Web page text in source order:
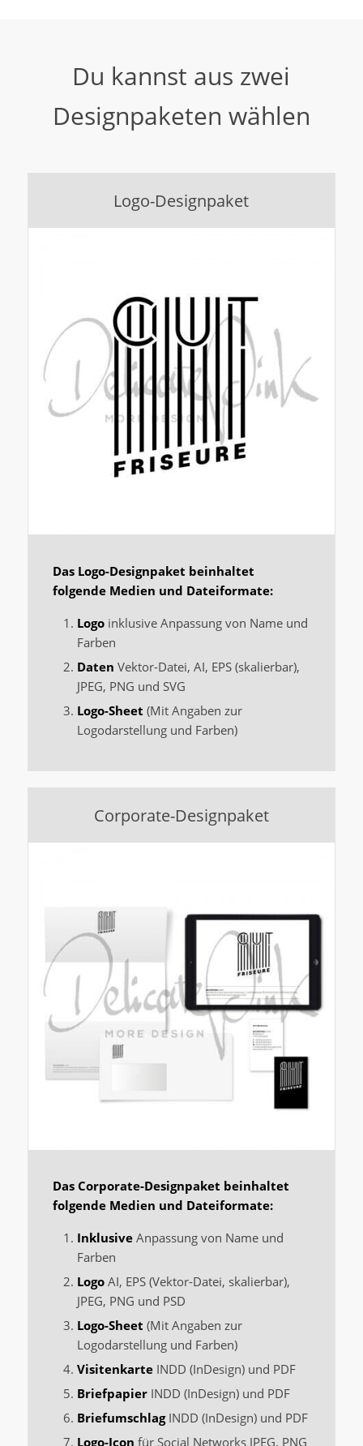
Du kannst aus zwei
Designpaketen wählen
Logo-Designpaket
Das Logo-Designpaket beinhaltet
folgende Medien und Dateiformate:
Logo inklusive Anpassung von Name und
Farben
Daten Vektor-Datei, AI, EPS (skalierbar),
JPEG, PNG und SVG
Logo-Sheet (Mit Angaben zur
Logodarstellung und Farben)
Corporate-Designpaket
Das Corporate-Designpaket beinhaltet
folgende Medien und Dateiformate:
InklusiveAnpassung von Name und
Farben
LogoAI, EPS (Vektor-Datei, skalierbar),
JPEG, PNG und PSD
Logo-Sheet (Mit Angaben zur
Logodarstellung und Farben)
VisitenkarteINDD (InDesign) und PDF
BriefpapierINDD (InDesign) und PDF
BriefumschlagINDD (InDesign) und PDF
Logo-Icon für Social Networks JPEG, PNG